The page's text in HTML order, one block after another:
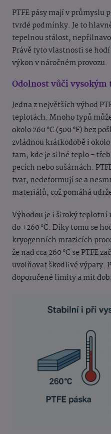
PTFE pásy mají v průmyslu
tvrdé podmínky. Je to
tepelnou stálost,
Právě tyto vlastnosti se
výkon v náročném provozu.
Odolnost vůči vysokým
Jedna z největších výhod
teplotách. Mnoho typů
okolo 260 °C (500 °F) bez
zvládnou krátkodobě i okolo
tam, kde je silné teplo -
pecích nebo sušárnách.
tvar, nedeformují se a
materiálů, což pomáhá
Výhodou je i široký teplotní
do +260 °C. Díky tomu se
kryogenních mrazicích
že nad cca 260 °C se PTFE
uvolňovat škodlivé výpary.
doporučené limity a mít